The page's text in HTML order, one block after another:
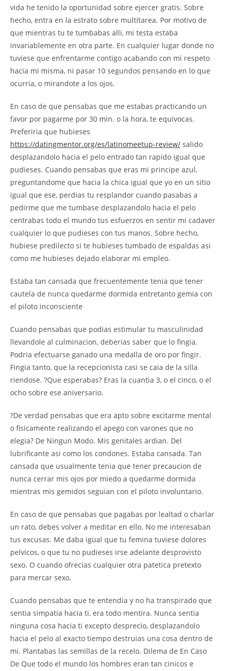
vida he tenido la oportunidad sobre ejercer gratis. Sobre
hecho, entra en la estrato sobre multitarea. Por motivo de
que mientras tu te tumbabas alli, mi testa estaba
invariablemente en otra parte. En cualquier lugar donde no
tuviese que enfrentarme contigo acabando con mi respeto
hacia mi misma, ni pasar 10 segundos pensando en lo que
ocurria, o mirandote a los ojos.
En caso de que pensabas que me estabas practicando un
favor por pagarme por 30 min. o la hora, te equivocas.
Preferiria que hubieses
https://datingmentor.org/es/latinomeetup-review/ salido
desplazandolo hacia el pelo entrado tan rapido igual que
pudieses. Cuando pensabas que eras mi principe azul,
preguntandome que hacia la chica igual que yo en un sitio
igual que ese, perdias tu resplandor cuando pasabas a
pedirme que me tumbase desplazandolo hacia el pelo
centrabas todo el mundo tus esfuerzos en sentir mi cadaver
cualquier lo que pudieses con tus manos. Sobre hecho,
hubiese predilecto si te hubieses tumbado de espaldas asi
como me hubieses dejado elaborar mi empleo.
Estaba tan cansada que frecuentemente tenia que tener
cautela de nunca quedarme dormida entretanto gemia con
el piloto inconsciente
Cuando pensabas que podias estimular tu masculinidad
llevandole al culminacion, deberias saber que lo fingia.
Podria efectuarse ganado una medalla de oro por fingir.
Fingia tanto, que la recepcionista casi se caia de la silla
riendose. ?Que esperabas? Eras la cuantia 3, o el cinco, o el
ocho sobre ese aniversario.
?De verdad pensabas que era apto sobre excitarme mental
o fisicamente realizando el apego con varones que no
elegia? De Ningun Modo. Mis genitales ardian. Del
lubrificante asi como los condones. Estaba cansada. Tan
cansada que usualmente tenia que tener precaucion de
nunca cerrar mis ojos por miedo a quedarme dormida
mientras mis gemidos seguian con el piloto involuntario.
En caso de que pensabas que pagabas por lealtad o charlar
un rato, debes volver a meditar en ello. No me interesaban
tus excusas. Me daba igual que tu femina tuviese dolores
pelvicos, o que tu no pudieses irse adelante desprovisto
sexo. O cuando ofrecias cualquier otra patetica pretexto
para mercar sexo.
Cuando pensabas que te entendia y no ha transpirado que
sentia simpatia hacia ti, era todo mentira. Nunca sentia
ninguna cosa hacia ti excepto desprecio, desplazandolo
hacia el pelo al exacto tiempo destruias una cosa dentro de
mi. Plantabas las semillas de la recelo. Dilema de En Caso
De Que todo el mundo los hombres eran tan cinicos e